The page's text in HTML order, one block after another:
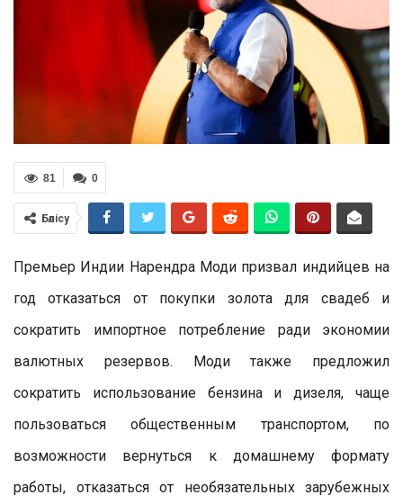
0
81
Бөлісу
Премьер Индии Нарендра Моди призвал индийцев на
год отказаться от покупки золота для свадеб и
сократить импортное потребление ради экономии
валютных резервов. Моди также предложил
сократить использование бензина и дизеля, чаще
пользоваться общественным транспортом, по
возможности вернуться к домашнему формату
работы, отказаться от необязательных зарубежных